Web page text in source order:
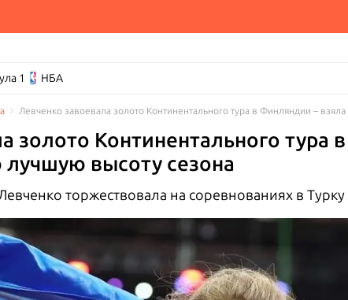
1 НБА
Левченко завоевала золото Континентального тура в Финляндии –
золото Континентального тура
высоту сезона
торжествовала на соревнованиях в